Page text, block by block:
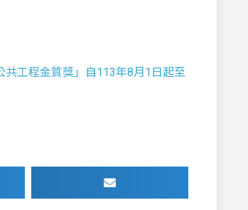
工程金質獎」自113年8月1日起至